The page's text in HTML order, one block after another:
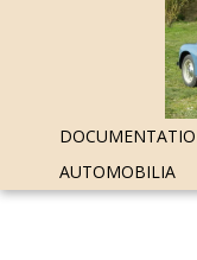
AUTOMOBILIA